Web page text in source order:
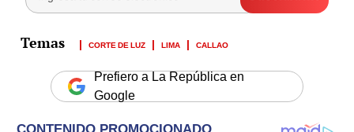
CORTE DE LUZ LIMA CALLAO
Prefiero a La República en
Google